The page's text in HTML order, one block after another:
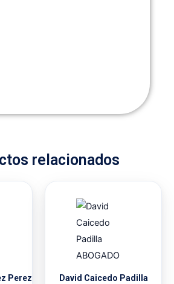
relacionados
Perez
David Caicedo Padilla